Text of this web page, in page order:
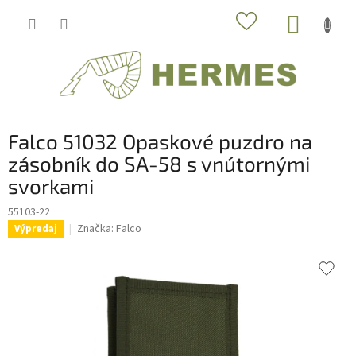
Falco 51032 Opaskové puzdro na
zásobník do SA-58 s vnútornými
svorkami
55103-22
Výpredaj Značka: Falco